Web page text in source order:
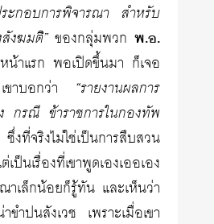
ระกอบการพิจารณา สำหรับ
งฆมติิ”ของกลุ่มพวก พ.อ.
น้าแรก พอเปิดขึ้นมา ก็เจอ
าบอกว่า “รายงานผลการ
กรณี ข้าราชการในกองทัพ
ริงไม่ใช่เป็นการสืบสวน
นเรื่องที่เขาพูดเองเออเอง
าเล็กน้อยก็รู้ทัน และเห็นว่า
ขำปนสังเวช เพราะเมื่อเขา